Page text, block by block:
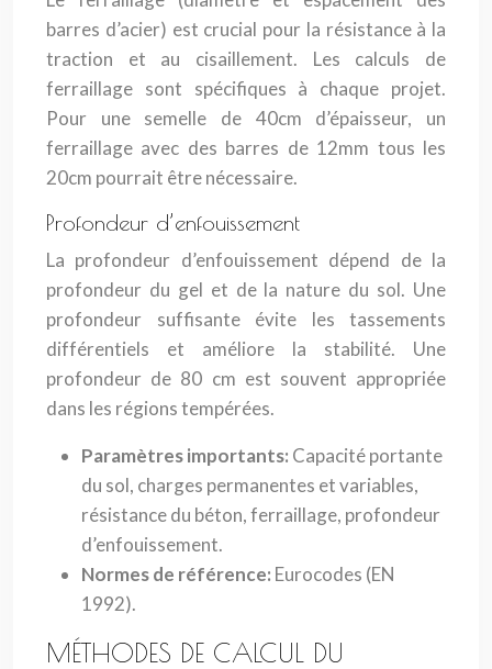
barres d’acier) est crucial pour la résistance à la
traction et au cisaillement. Les calculs de
ferraillage sont spécifiques à chaque projet.
Pour une semelle de 40cm d’épaisseur, un
ferraillage avec des barres de 12mm tous les
20cm pourrait être nécessaire.
Profondeur d’enfouissement
La profondeur d’enfouissement dépend de la
profondeur du gel et de la nature du sol. Une
profondeur suffisante évite les tassements
différentiels et améliore la stabilité. Une
profondeur de 80 cm est souvent appropriée
dans les régions tempérées.
Paramètres importants: Capacité portante
du sol, charges permanentes et variables,
résistance du béton, ferraillage, profondeur
d’enfouissement.
Normes de référence: Eurocodes (EN
1992).
MÉTHODES DE CALCUL DU